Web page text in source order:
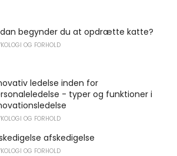
begynder du at opdrætte katte?
OG FORHOLD
ledelse inden for
- typer og funktioner i
OG FORHOLD
afskedigelse
OG FORHOLD